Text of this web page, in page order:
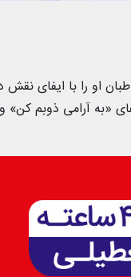
که بسیاری از مخاطبان او را
«به آرامی ذوبم